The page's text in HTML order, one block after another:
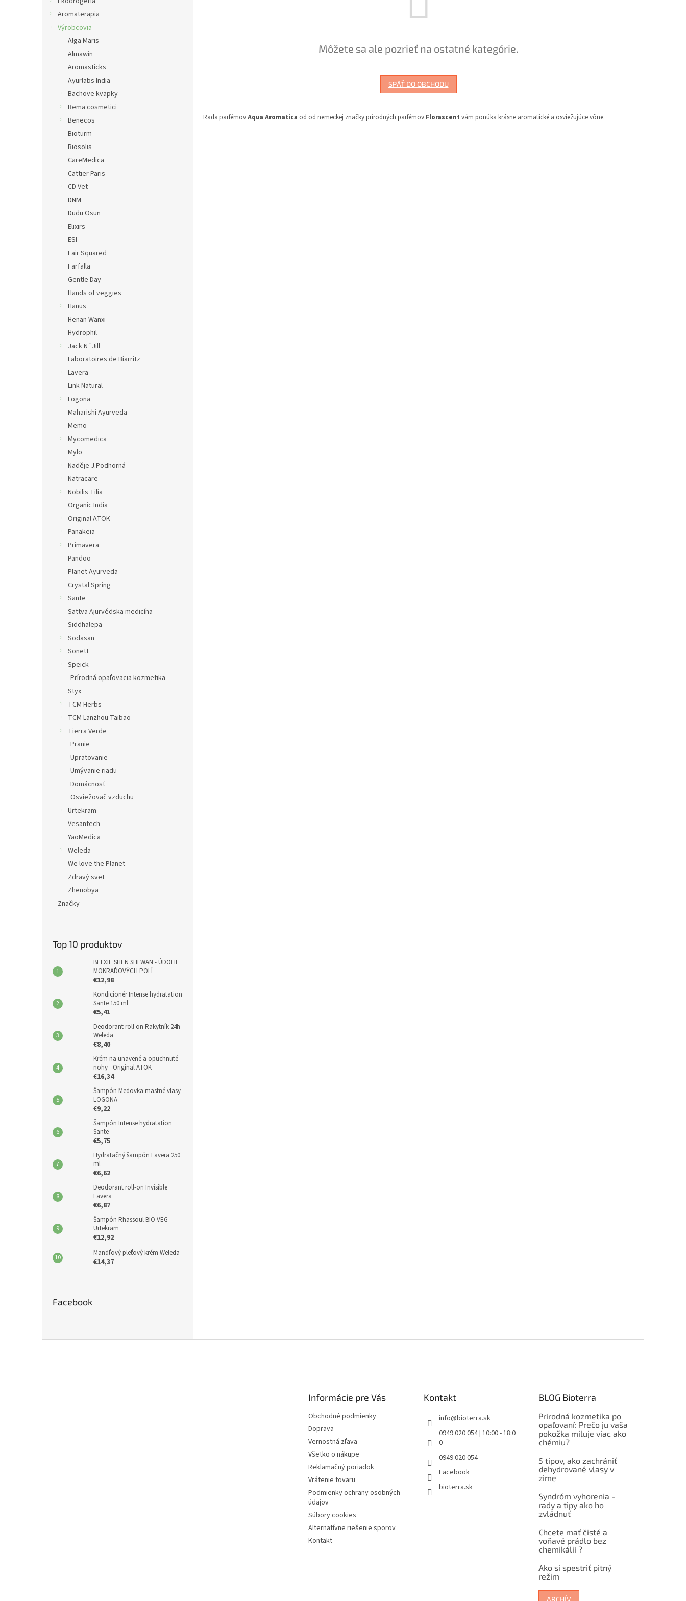
Aromaterapia
Výrobcovia
Alga Maris
Almawin
Aromasticks
Ayurlabs India
Bachove kvapky
Bema cosmetici
Benecos
Bioturm
Biosolis
CareMedica
Cattier Paris
CD Vet
DNM
Dudu Osun
Elixirs
ESI
Fair Squared
Farfalla
Gentle Day
Hands of veggies
Hanus
Henan Wanxi
Hydrophil
Jack N´Jill
Laboratoires de Biarritz
Lavera
Link Natural
Logona
Maharishi Ayurveda
Memo
Mycomedica
Mylo
Naděje J.Podhorná
Natracare
Nobilis Tilia
Organic India
Original ATOK
Panakeia
Primavera
Pandoo
Planet Ayurveda
Crystal Spring
Sante
Sattva Ajurvédska medicína
Siddhalepa
Sodasan
Sonett
Speick
Prírodná opaľovacia kozmetika
Styx
TCM Herbs
TCM Lanzhou Taibao
Tierra Verde
Pranie
Upratovanie
Umývanie riadu
Domácnosť
Osviežovač vzduchu
Urtekram
Vesantech
YaoMedica
Weleda
We love the Planet
Zdravý svet
Zhenobya
Značky
Top 10 produktov
BEI XIE SHEN SHI WAN - ÚDOLIE
MOKRAĎOVÝCH POLÍ
€12,98
Kondicionér Intense hydratation
Sante 150 ml
€5,41
Deodorant roll on Rakytník 24h
Weleda
€8,40
Krém na unavené a opuchnuté
nohy - Original ATOK
€16,34
Šampón Medovka mastné vlasy
LOGONA
€9,22
Šampón Intense hydratation
Sante
€5,75
Hydratačný šampón Lavera 250
ml
€6,62
Deodorant roll-on Invisible
Lavera
€6,87
Šampón Rhassoul BIO VEG
Urtekram
€12,92
Mandľový pleťový krém Weleda
€14,37
Facebook
Môžete sa ale pozrieť na ostatné kategórie.
SPÄŤ DO OBCHODU
Rada parfémovAqua Aromatica od od nemeckej značky prírodných parfémov Florascent vám ponúka krásne aromatické a osviežujúce vône.
Informácie pre Vás
Obchodné podmienky
Doprava
Vernostná zľava
Všetko o nákupe
Reklamačný poriadok
Vrátenie tovaru
Podmienky ochrany osobných
údajov
Súbory cookies
Alternatívne riešenie sporov
Kontakt
Kontakt
info@bioterra.sk
0949 020 054 | 10:00 - 18:0
0
0949 020 054
Facebook
bioterra.sk
BLOG Bioterra
Prírodná kozmetika po
opaľovaní: Prečo ju vaša
pokožka miluje viac ako
chémiu?
5 tipov, ako zachrániť
dehydrované vlasy v
zime
Syndróm vyhorenia -
rady a tipy ako ho
zvládnuť
Chcete mať čisté a
voňavé prádlo bez
chemikálií ?
Ako si spestriť pitný
režim
ARCHÍV